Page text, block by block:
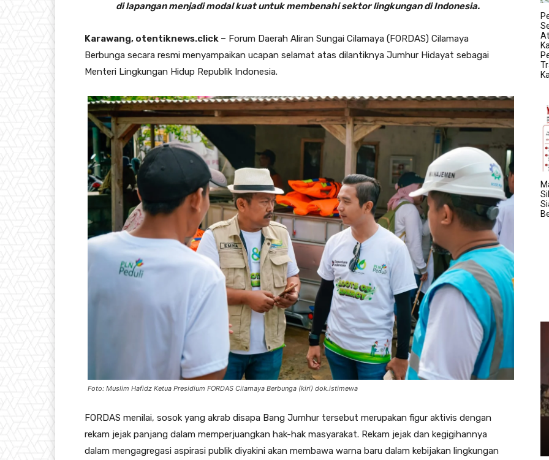
di lapangan menjadi modal kuat untuk membenahi sektor lingkungan di Indonesia.
Karawang, otentiknews.click – Forum Daerah Aliran Sungai Cilamaya (FORDAS) Cilamaya
Berbunga secara resmi menyampaikan ucapan selamat atas dilantiknya Jumhur Hidayat sebagai
Menteri Lingkungan Hidup Republik Indonesia.
Foto: Muslim Hafidz Ketua Presidium FORDAS Cilamaya Berbunga (kiri) dok.istimewa
FORDAS menilai, sosok yang akrab disapa Bang Jumhur tersebut merupakan figur aktivis dengan
rekam jejak panjang dalam memperjuangkan hak-hak masyarakat. Rekam jejak dan kegigihannya
dalam mengagregasi aspirasi publik diyakini akan membawa warna baru dalam kebijakan lingkungan
Kosambi Jum’at Malam
24 Juli 2026